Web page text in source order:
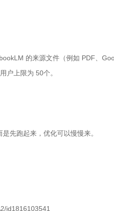
的来源文件（例如 PDF、
户上限为 50个。
先跑起来，优化可以慢慢来。
id1816103541